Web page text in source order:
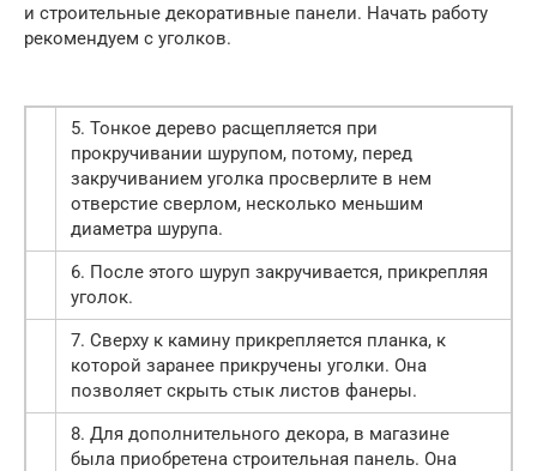
и строительные декоративные панели. Начать работу
рекомендуем с уголков.
5. Тонкое дерево расщепляется при
прокручивании шурупом, потому, перед
закручиванием уголка просверлите в нем
отверстие сверлом, несколько меньшим
диаметра шурупа.
6. После этого шуруп закручивается, прикрепляя
уголок.
7. Сверху к камину прикрепляется планка, к
которой заранее прикручены уголки. Она
позволяет скрыть стык листов фанеры.
8. Для дополнительного декора, в магазине
была приобретена строительная панель. Она